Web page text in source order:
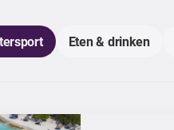
Eten & drinken